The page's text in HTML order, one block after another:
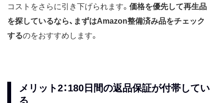
コストをさらに引き下げられます。 価格を優先して再生品
を探しているなら、まずはAmazon整備済み品をチェック
するのをおすすめします。
メリット2：180日間の返品保証が付帯してい
る